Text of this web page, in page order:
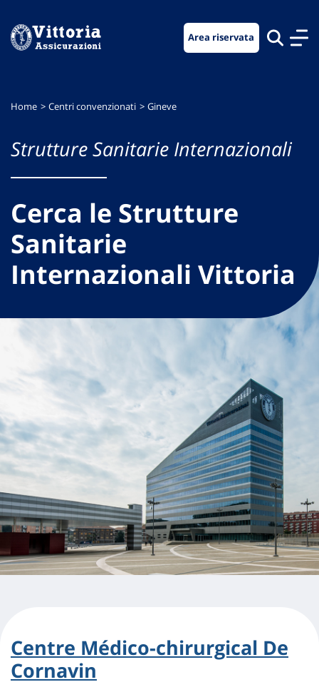
menu
contenuto
footer
Area riservata
Home Centri convenzionati Gineve
Strutture Sanitarie Internazionali
Cerca le Strutture
Sanitarie
Internazionali Vittoria
Centre Médico-chirurgical De
Cornavin